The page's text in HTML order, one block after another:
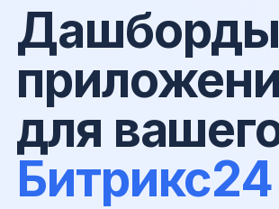
для
Битрикс24